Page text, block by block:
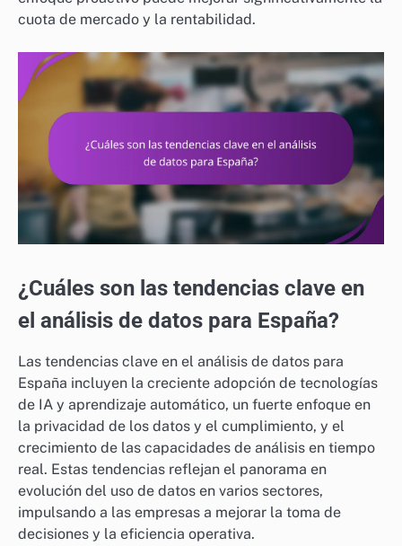
cuota de mercado y la rentabilidad.
¿Cuáles son las tendencias clave en
el análisis de datos para España?
Las tendencias clave en el análisis de datos para
España incluyen la creciente adopción de tecnologías
de IA y aprendizaje automático, un fuerte enfoque en
la privacidad de los datos y el cumplimiento, y el
crecimiento de las capacidades de análisis en tiempo
real. Estas tendencias reflejan el panorama en
evolución del uso de datos en varios sectores,
impulsando a las empresas a mejorar la toma de
decisiones y la eficiencia operativa.